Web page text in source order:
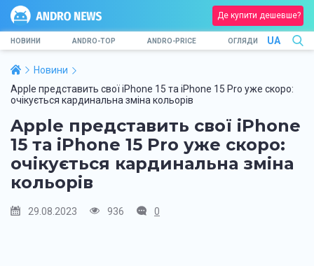
Де купити дешевше?
НОВИНИ ANDRO-TOP ANDRO-PRICE ОГЛЯДИ UA
Новини
Apple представить свої iPhone 15 та iPhone 15 Pro уже скоро:
очікується кардинальна зміна кольорів
Apple представить свої iPhone
15 та iPhone 15 Pro уже скоро:
очікується кардинальна зміна
кольорів
29.08.2023 936 0